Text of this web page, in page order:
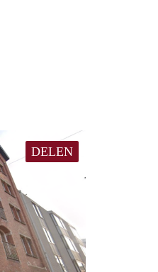
DELEN